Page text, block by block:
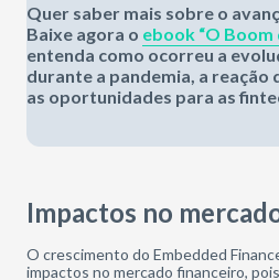
Quer saber mais sobre o
Baixe agora o ebook “O Boom
entenda como ocorreu a
durante a pandemia, a reação
as oportunidades para as
Impactos no
O crescimento do Embedded
impactos no mercado financeiro,